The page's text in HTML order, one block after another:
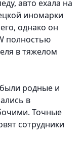
авто ехала на
иномарки
однако он
полностью
в тяжелом
родные и
в
Точные
сотрудники